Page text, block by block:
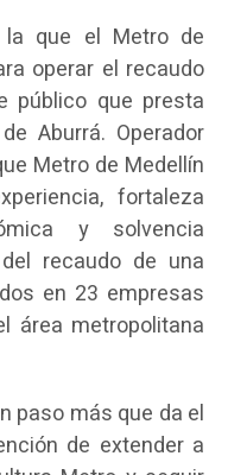
que el Metro de
operar el recaudo
público que presta
Aburrá. Operador
Metro de Medellín
fortaleza
y solvencia
recaudo de una
en 23 empresas
área metropolitana
paso más que da el
de extender a